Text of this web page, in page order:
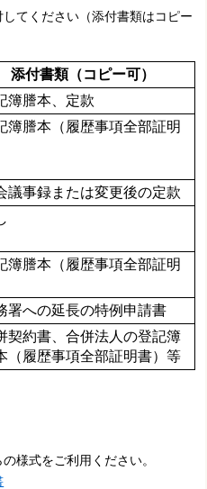
てください（添付書類はコピー
添付書類（コピー可）
簿謄本、定款
簿謄本（履歴事項全部証明
議事録または変更後の定款
簿謄本（履歴事項全部証明
署への延長の特例申請書
契約書、合併法人の登記簿
（履歴事項全部証明書）等
様式をご利用ください。